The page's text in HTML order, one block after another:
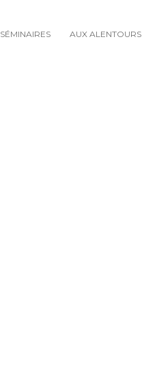
SÉMINAIRES AUX ALENTOURS